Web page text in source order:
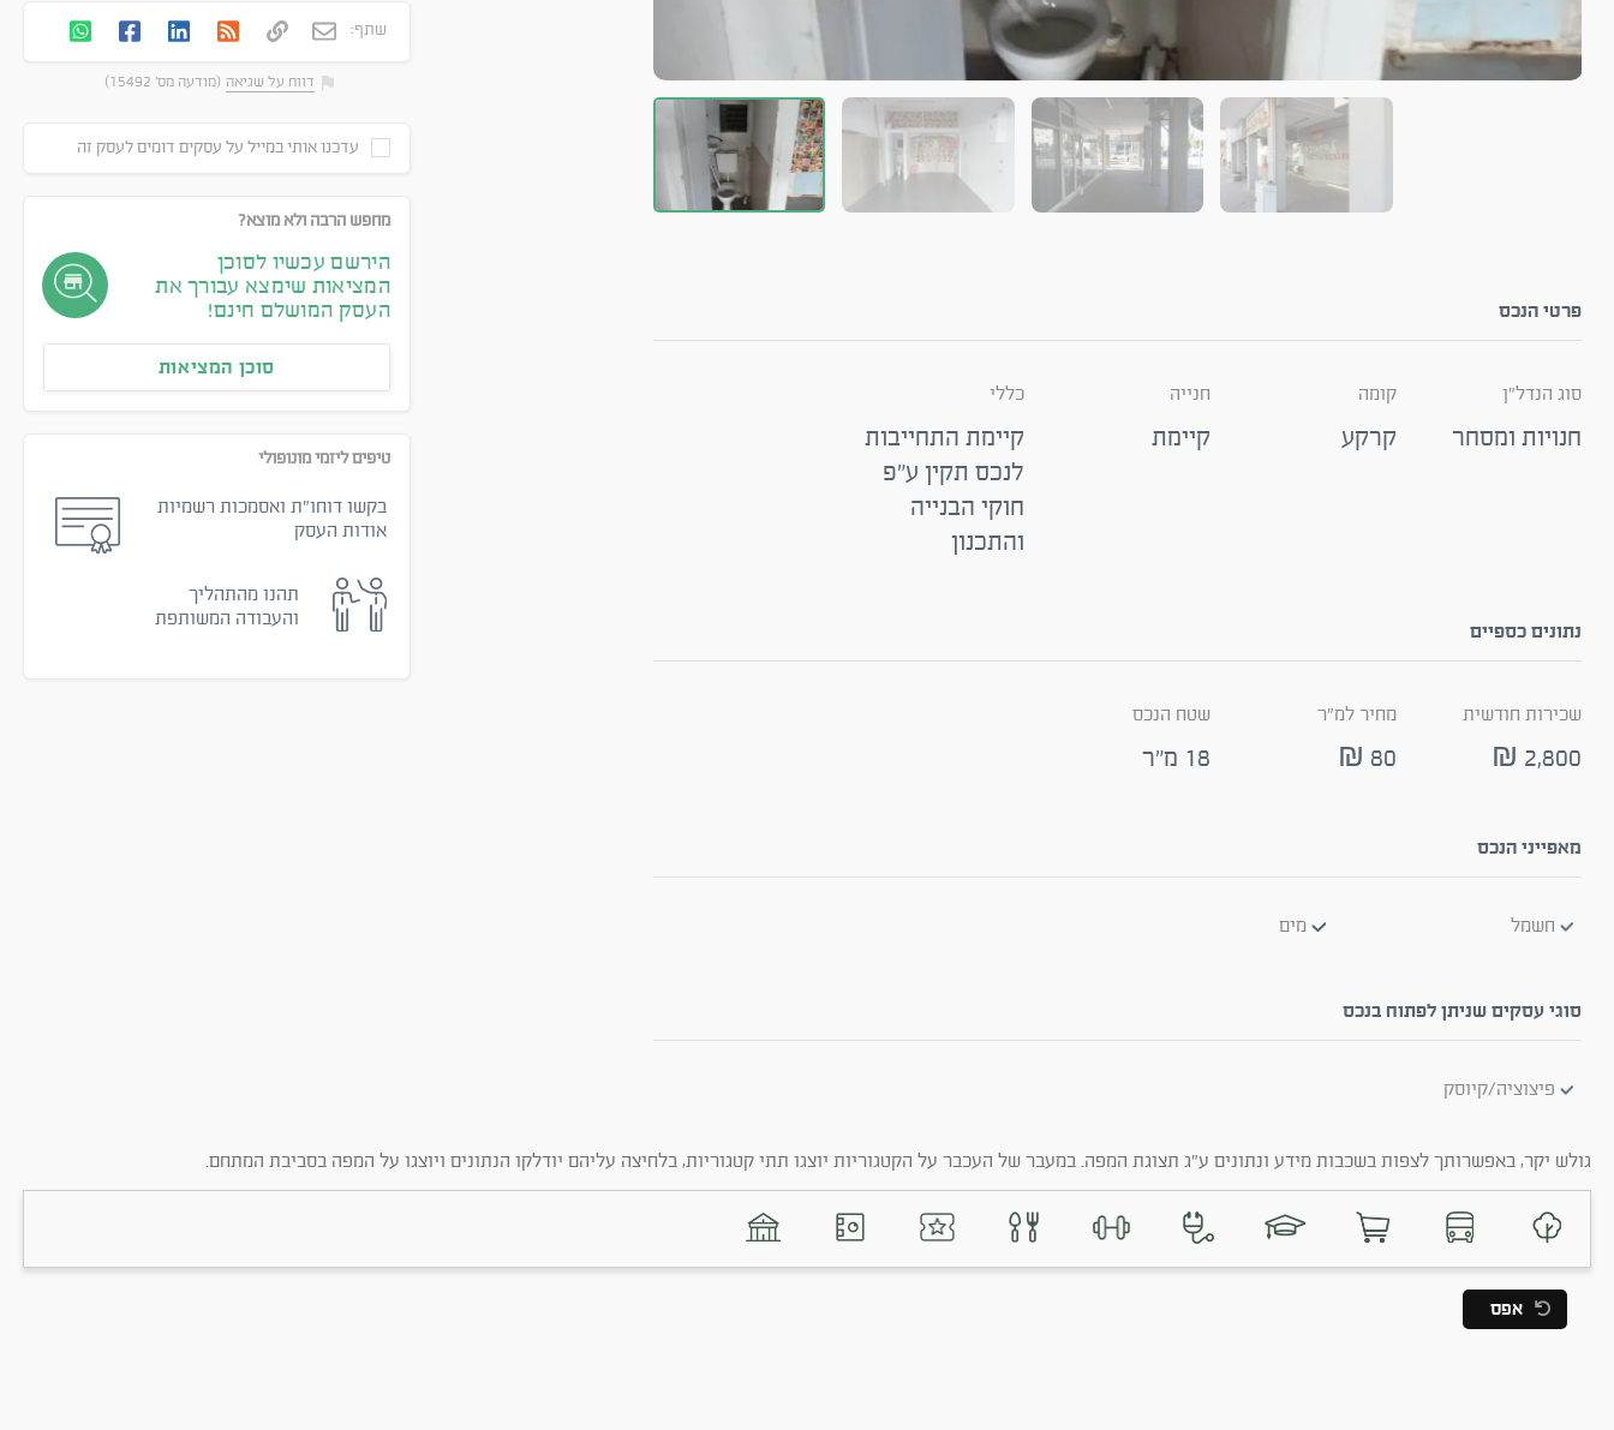
פרטי הנכס
סוג הנדל"ן
חנויות ומסחר
קומה
קרקע
חנייה
קיימת
כללי
קיימת התחייבות
לנכס תקין ע"פ
חוקי הבנייה
והתכנון
נתונים כספיים
שכירות חודשית
2,800 ₪
מחיר למ"ר
80 ₪
שטח הנכס
18 מ"ר
מאפייני הנכס
חשמל מים
סוגי עסקים שניתן לפתוח בנכס
פיצוציה/קיוסק
שתף:
דווח על שגיאה (מודעה מס' 15492)
עדכנו אותי במייל על עסקים דומים לעסק זה
מחפש הרבה ולא מוצא?
הירשם עכשיו לסוכן
המציאות שימצא עבורך את
העסק המושלם חינם!
סוכן המציאות
טיפים ליזמי מונופולי
בקשו דוחו״ת ואסמכות רשמיות
אודות העסק
תהנו מהתהליך
והעבודה המשותפת
גולש יקר, באפשרותך לצפות בשכבות מידע ונתונים ע"ג תצוגת המפה. במעבר של העכבר על הקטגוריות יוצגו תתי קטגוריות, בלחיצה עליהם יודלקו הנתונים ויוצגו על המפה בסביבת המתחם.
אפס